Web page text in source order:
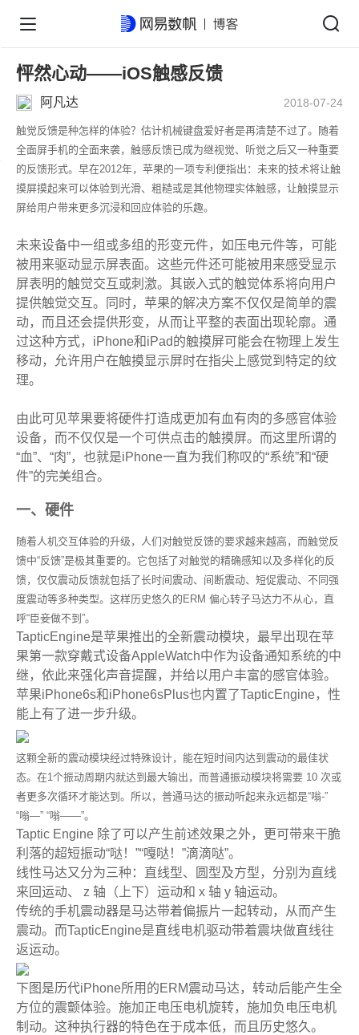
怦然心动——iOS触感反馈
阿凡达 2018-07-24
触觉反馈是种怎样的体验？估计机械键盘爱好者是再清楚不过了。随着
全面屏手机的全面来袭，触感反馈已成为继视觉、听觉之后又一种重要
的反馈形式。早在2012年，苹果的一项专利便指出：未来的技术将让触
摸屏摸起来可以体验到光滑、粗糙或是其他物理实体触感，让触摸显示
屏给用户带来更多沉浸和回应体验的乐趣。
未来设备中一组或多组的形变元件，如压电元件等，可能
被用来驱动显示屏表面。这些元件还可能被用来感受显示
屏表明的触觉交互或刺激。其嵌入式的触觉体系将向用户
提供触觉交互。同时，苹果的解决方案不仅仅是简单的震
动，而且还会提供形变，从而让平整的表面出现轮廓。通
过这种方式，iPhone和iPad的触摸屏可能会在物理上发生
移动，允许用户在触摸显示屏时在指尖上感觉到特定的纹
理。
由此可见苹果要将硬件打造成更加有血有肉的多感官体验
设备，而不仅仅是一个可供点击的触摸屏。而这里所谓的
“血”、“肉”，也就是iPhone一直为我们称叹的“系统”和“硬
件”的完美组合。
一、硬件
随着人机交互体验的升级，人们对触觉反馈的要求越来越高，而触觉反
馈中“反馈”是极其重要的。它包括了对触觉的精确感知以及多样化的反
馈，仅仅震动反馈就包括了长时间震动、间断震动、短促震动、不同强
度震动等多种类型。这样历史悠久的ERM 偏心转子马达力不从心，直
呼“臣妾做不到”。
TapticEngine是苹果推出的全新震动模块，最早出现在苹
果第一款穿戴式设备AppleWatch中作为设备通知系统的中
继，依此来强化声音提醒，并给以用户丰富的感官体验。
苹果iPhone6s和iPhone6sPlus也内置了TapticEngine，性
能上有了进一步升级。
这颗全新的震动模块经过特殊设计，能在短时间内达到震动的最佳状
态。在1个振动周期内就达到最大输出，而普通振动模块将需要 10 次或
者更多次循环才能达到。所以，普通马达的振动听起来永远都是“嗡-”
“嗡—” “嗡——”。
Taptic Engine 除了可以产生前述效果之外，更可带来干脆
利落的超短振动“哒！”“嘎哒！”滴滴哒”。
线性马达又分为三种：直线型、圆型及方型，分别为直线
来回运动、 z 轴（上下）运动和 x 轴 y 轴运动。
传统的手机震动器是马达带着偏振片一起转动，从而产生
震动。而TapticEngine是直线电机驱动带着震块做直线往
返运动。
下图是历代iPhone所用的ERM震动马达，转动后能产生全
方位的震颤体验。施加正电压电机旋转，施加负电压电机
制动。这种执行器的特色在于成本低，而且历史悠久。